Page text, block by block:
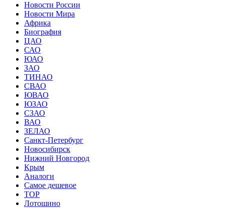
Новости России
Новости Мира
Африка
Биография
ЦАО
САО
ЮАО
ЗАО
ТИНАО
СВАО
ЮВАО
ЮЗАО
СЗАО
ВАО
ЗЕЛАО
Санкт-Петербург
Новосибирск
Нижний Новгород
Крым
Аналоги
Самое дешевое
TOP
Лотошино